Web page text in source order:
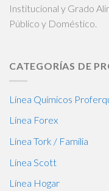
Institucional y Grado
Público y Doméstico.
CATEGORÍAS DE
Línea Químicos
Línea Forex
Línea Tork / Familia
Línea Scott
Línea Hogar